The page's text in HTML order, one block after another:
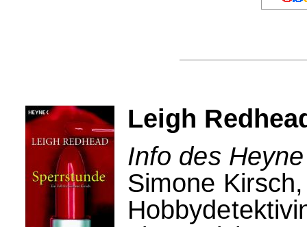
Leigh
Info des
Simone